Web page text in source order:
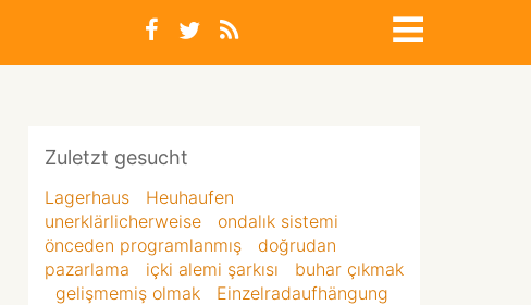
Zuletzt gesucht
Lagerhaus
Heuhaufen
unerklärlicherweise
ondalık sistemi
önceden programlanmış
doğrudan
pazarlama
içki alemi şarkısı
buhar çıkmak
gelişmemiş olmak
Einzelradaufhängung